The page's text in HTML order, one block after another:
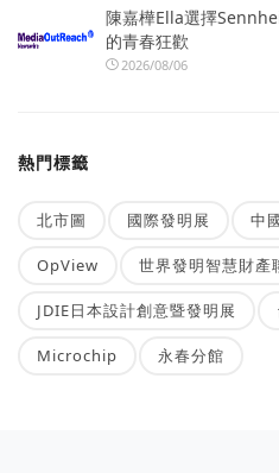
陳嘉樺Ella選擇
的青春狂歡
2026/08/06
熱門標籤
北市圖 國際發明展 中
OpView 世界發明智慧財產
JDIE日本設計創意暨發明展
Microchip 永春分館